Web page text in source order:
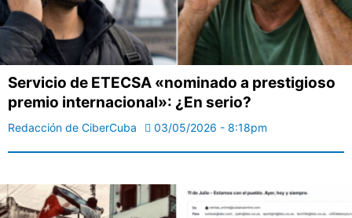
Servicio de ETECSA «nominado a prestigioso
premio internacional»: ¿En serio?
Redacción de CiberCuba 03/05/2026 - 8:18pm